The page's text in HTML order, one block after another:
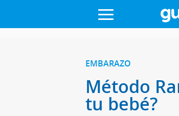
EMBARAZO
Método
tu bebé?